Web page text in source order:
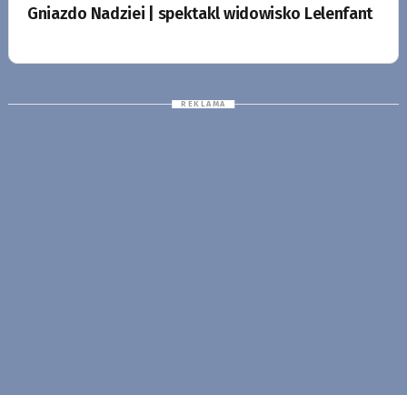
Gniazdo Nadziei | spektakl widowisko Lelenfant